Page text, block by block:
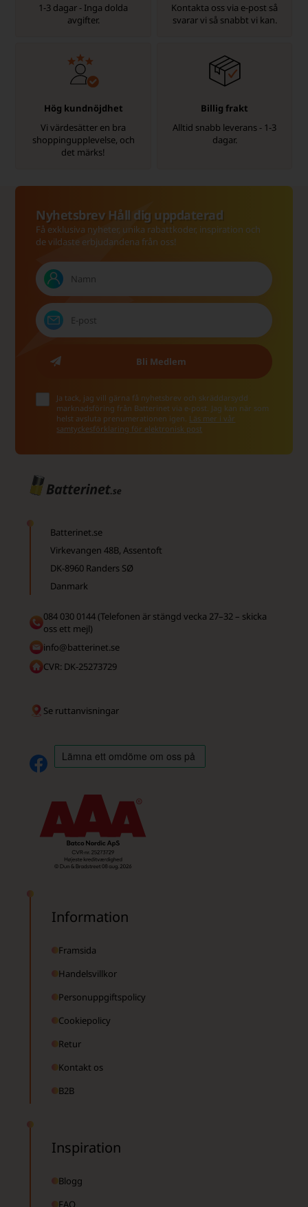
1-3 dagar - Inga dolda
avgifter.
Kontakta oss via e-post så
svarar vi så snabbt vi kan.
Hög kundnöjdhet
Vi värdesätter en bra
shoppingupplevelse, och
det märks!
Billig frakt
Alltid snabb leverans - 1-3
dagar.
Nyhetsbrev Håll dig uppdaterad
Få exklusiva nyheter, unika rabattkoder, inspiration och
de vildaste erbjudandena från oss!
Ja tack, jag vill gärna få nyhetsbrev och skräddarsydd
marknadsföring från Batterinet via e-post. Jag kan när som
helst avsluta prenumerationen igen. Läs mer i vår
samtyckesförklaring för elektronisk post
Batterinet.se
Virkevangen 48B, Assentoft
DK-8960 Randers SØ
Danmark
084 030 0144 (Telefonen är stängd vecka 27–32 – skicka
oss ett mejl)
info@batterinet.se
CVR: DK-25273729
Se ruttanvisningar
Information
Framsida
Handelsvillkor
Personuppgiftspolicy
Cookiepolicy
Retur
Kontakt os
B2B
Inspiration
Blogg
FAQ